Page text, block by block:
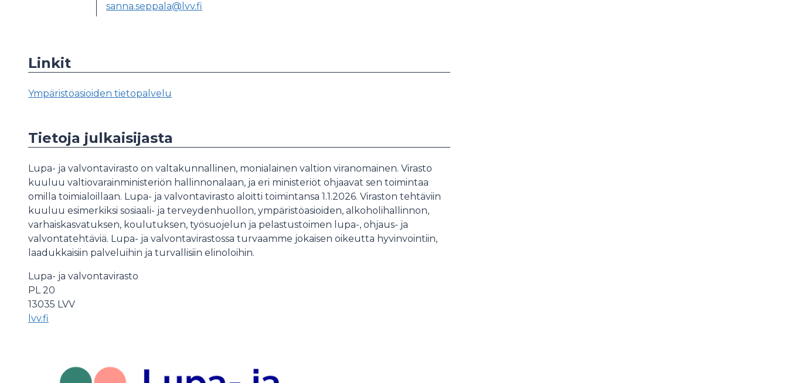
sanna.seppala@lvv.fi
Linkit
Ympäristöasioiden tietopalvelu
Tietoja julkaisijasta
Lupa- ja valvontavirasto on valtakunnallinen, monialainen valtion viranomainen. Virasto
kuuluu valtiovarainministeriön hallinnonalaan, ja eri ministeriöt ohjaavat sen toimintaa
omilla toimialoillaan. Lupa- ja valvontavirasto aloitti toimintansa 1.1.2026. Viraston tehtäviin
kuuluu esimerkiksi sosiaali- ja terveydenhuollon, ympäristöasioiden, alkoholihallinnon,
varhaiskasvatuksen, koulutuksen, työsuojelun ja pelastustoimen lupa-, ohjaus- ja
valvontatehtäviä. Lupa- ja valvontavirastossa turvaamme jokaisen oikeutta hyvinvointiin,
laadukkaisiin palveluihin ja turvallisiin elinoloihin.
Lupa- ja valvontavirasto
PL 20
13035 LVV
lvv.fi